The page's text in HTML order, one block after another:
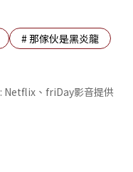
#那傢伙是黑炎龍
Netflix、friDay影音提供